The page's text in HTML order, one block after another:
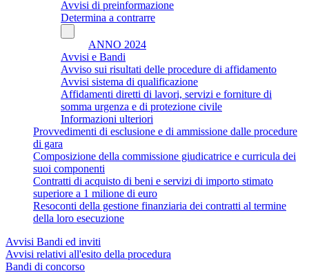
Avvisi di preinformazione
Determina a contrarre
ANNO 2024
Avvisi e Bandi
Avviso sui risultati delle procedure di affidamento
Avvisi sistema di qualificazione
Affidamenti diretti di lavori, servizi e forniture di
somma urgenza e di protezione civile
Informazioni ulteriori
Provvedimenti di esclusione e di ammissione dalle procedure
di gara
Composizione della commissione giudicatrice e curricula dei
suoi componenti
Contratti di acquisto di beni e servizi di importo stimato
superiore a 1 milione di euro
Resoconti della gestione finanziaria dei contratti al termine
della loro esecuzione
Avvisi Bandi ed inviti
Avvisi relativi all'esito della procedura
Bandi di concorso